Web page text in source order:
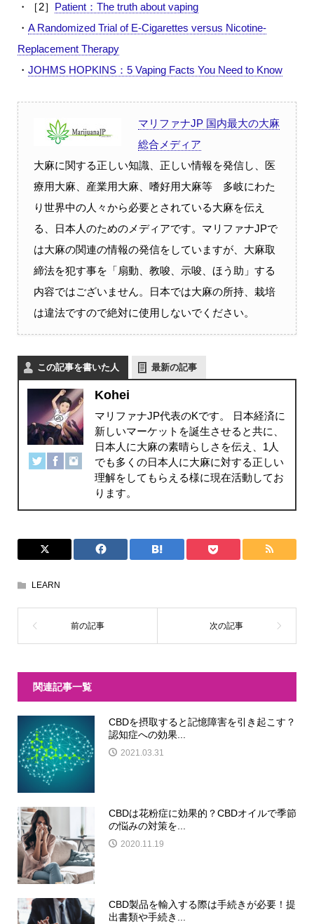
・［2］ Patient：The truth about vaping
・ A Randomized Trial of E-Cigarettes versus Nicotine-
Replacement Therapy
・ JOHMS HOPKINS：5 Vaping Facts You Need to Know
マリファナJP 国内最大の大麻
総合メディア
大麻に関する正しい知識、正しい情報を発信し、医
療用大麻、産業用大麻、嗜好用大麻等 多岐にわた
り世界中の人々から必要とされている大麻を伝え
る、日本人のためのメディアです。マリファナJPで
は大麻の関連の情報の発信をしていますが、大麻取
締法を犯す事を「扇動、教唆、示唆、ほう助」する
内容ではございません。日本では大麻の所持、栽培
は違法ですので絶対に使用しないでください。
この記事を書いた人 最新の記事
Kohei
マリファナJP代表のKです。 日本経済に
新しいマーケットを誕生させると共に、
日本人に大麻の素晴らしさを伝え、1人
でも多くの日本人に大麻に対する正しい
理解をしてもらえる様に現在活動してお
ります。
LEARN
関連記事一覧
CBDを摂取すると記憶障害を引き起こす？
認知症への効果...
2021.03.31
CBDは花粉症に効果的？CBDオイルで季節
の悩みの対策を...
2020.11.19
CBD製品を輸入する際は手続きが必要！提
出書類や手続き...